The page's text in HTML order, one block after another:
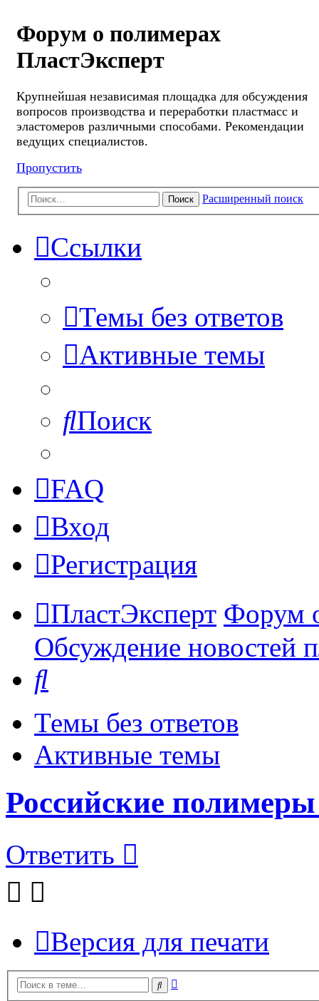
Форум о полимерах
ПластЭксперт
Крупнейшая независимая площадка для обсуждения
вопросов производства и переработки пластмасс и
эластомеров различными способами. Рекомендации
ведущих специалистов.
Пропустить
Поиск Расширенный поиск
Ссылки
Темы без ответов
Активные темы
Поиск
FAQ
Вход
Регистрация
ПластЭксперт Форум
Обсуждение новостей
Темы без ответов
Активные темы
Российские
Ответить
Версия для печати
Поиск